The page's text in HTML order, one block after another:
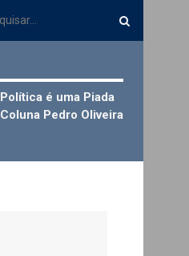
Política é uma Piada
Coluna Pedro Oliveira